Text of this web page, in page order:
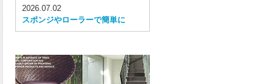
2026.07.02
スポンジやローラーで簡単に
塗ってはがせる目かくし用水
イントが新しく販売開始致し
ました。ご購入はこちらか
ら。